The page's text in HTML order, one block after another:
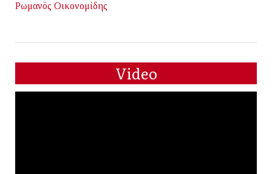
Ρωμανός Οικονομίδης
Video